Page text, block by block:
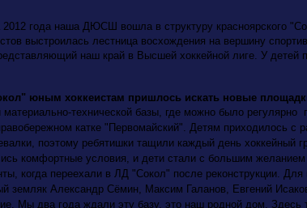
года наша ДЮСШ вошла в структуру красноярского
выстроилась лестница восхождения на вершину
наш край в Высшей хоккейной лиге. У детей
юным хоккеистам пришлось искать новые
технической базы, где можно было регулярно
катке "Первомайский". Детям приходилось
поэтому ребятишки тащили каждый день
комфортные условия, и дети стали с большим желанием
когда переехали в ЛД "Сокол" после реконструкции.
земляк Александр Сёмин, Максим Галанов, Евгений
Мы два года ждали эту базу, это наш родной дом.